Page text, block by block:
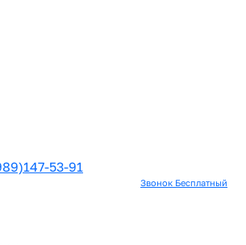
53-91
Звонок Бесплатный